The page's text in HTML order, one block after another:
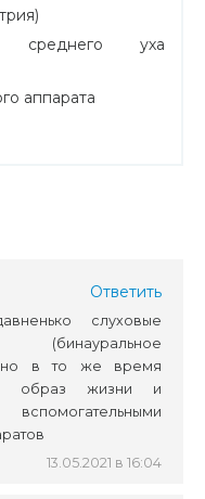
среднего уха
аппарата
Ответить
слуховые
но в то же время
образ жизни и
13.05.2021 в 16:04